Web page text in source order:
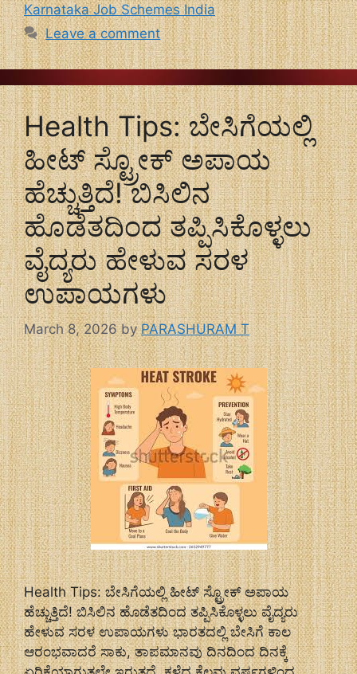
Karnataka Job Schemes India
Leave a comment
Health Tips: ಬೇಸಿಗೆಯಲ್ಲಿ
ಹೀಟ್ ಸ್ಟ್ರೋಕ್ ಅಪಾಯ
ಹೆಚ್ಚುತ್ತಿದೆ! ಬಿಸಿಲಿನ
ಹೊಡೆತದಿಂದ ತಪ್ಪಿಸಿಕೊಳ್ಳಲು
ವೈದ್ಯರು ಹೇಳುವ ಸರಳ
ಉಪಾಯಗಳು
March 8, 2026 byPARASHURAM T
Health Tips: ಬೇಸಿಗೆಯಲ್ಲಿ ಹೀಟ್ ಸ್ಟ್ರೋಕ್ ಅಪಾಯ
ಹೆಚ್ಚುತ್ತಿದೆ! ಬಿಸಿಲಿನ ಹೊಡೆತದಿಂದ ತಪ್ಪಿಸಿಕೊಳ್ಳಲು ವೈದ್ಯರು
ಹೇಳುವ ಸರಳ ಉಪಾಯಗಳು ಭಾರತದಲ್ಲಿ ಬೇಸಿಗೆ ಕಾಲ
ಆರಂಭವಾದರೆ ಸಾಕು, ತಾಪಮಾನವು ದಿನದಿಂದ ದಿನಕ್ಕೆ